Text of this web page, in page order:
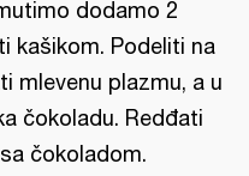
dodamo 2
kašikom. Podeliti na
mlevenu plazmu, a u
čokoladu. Redđati
čokoladom.